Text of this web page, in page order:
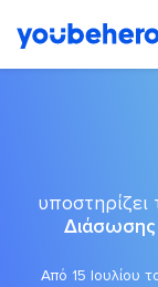
Διάσωσης
Από 15 Ιουλίου